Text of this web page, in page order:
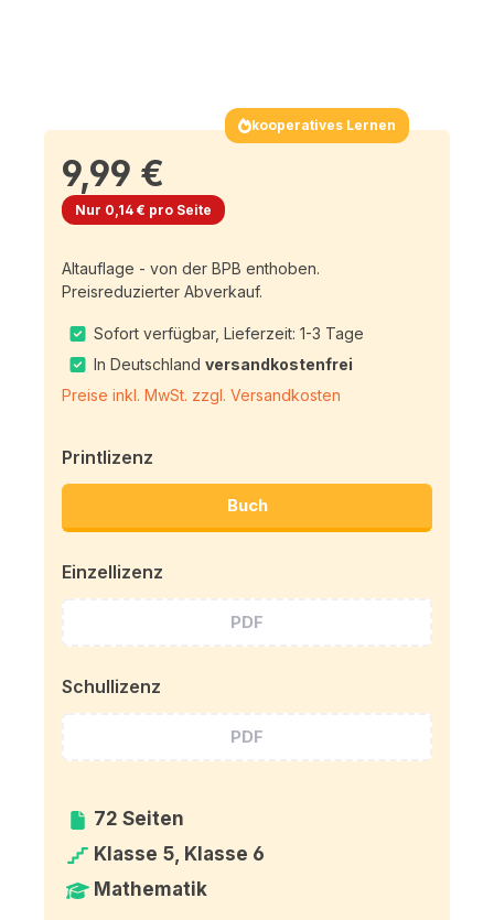
kooperatives Lernen
9,99 €
Nur 0,14 € pro Seite
Altauflage - von der BPB enthoben.
Preisreduzierter Abverkauf.
Sofort verfügbar, Lieferzeit: 1-3 Tage
In Deutschlandversandkostenfrei
Preise inkl. MwSt. zzgl. Versandkosten
Printlizenz
Buch
Einzellizenz
PDF
Schullizenz
PDF
72 Seiten
Klasse 5, Klasse 6
Mathematik